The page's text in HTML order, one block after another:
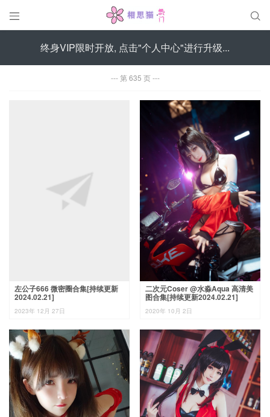
 
终身VIP限时开放, 点击"个人中心"进行升级...
第 635 页
左公子666 微密圈合集[持续更新
2024.02.21]
2023年 12月 27日
二次元Coser @水淼Aqua 高清美
图合集[持续更新2024.02.21]
2020年 10月 2日